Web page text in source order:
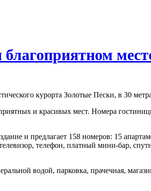
курорта Золотые Пески, в 30
и красивых мест. Номера
и предлагает 158 номеров: 15
телефон, платный мини-бар,
водой, парковка, прачечная,